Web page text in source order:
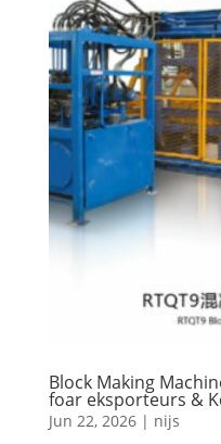
Block Making
foar eksporteurs &
Jun 22, 2026| nijs